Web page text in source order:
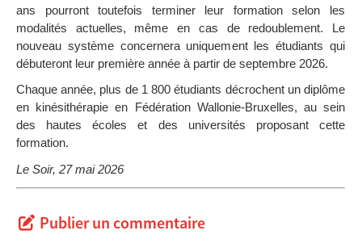
ans pourront toutefois terminer leur formation selon les
modalités actuelles, même en cas de redoublement. Le
nouveau système concernera uniquement les étudiants qui
débuteront leur première année à partir de septembre 2026.
Chaque année, plus de 1 800 étudiants décrochent un diplôme
en kinésithérapie en Fédération Wallonie-Bruxelles, au sein
des hautes écoles et des universités proposant cette
formation.
Le Soir, 27 mai 2026
Publier un commentaire